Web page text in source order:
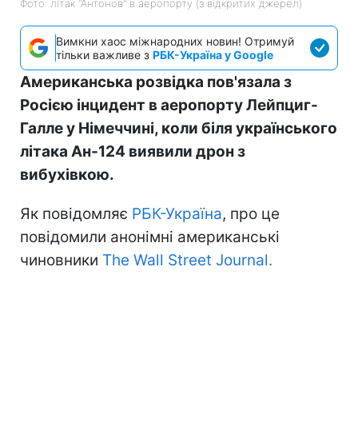
Фото: літак "Антонов" в аеропорту (з відкритих джерел)
Вимкни хаос міжнародних новин! Отримуй
тільки важливе з РБК-Україна у Google
Американська розвідка пов'язала з
Росією інцидент в аеропорту Лейпциг-
Галле у Німеччині, коли біля українського
літака Ан-124 виявили дрон з
вибухівкою.
Як повідомляє РБК-Україна, про це
повідомили анонімні американські
чиновники The Wall Street Journal.